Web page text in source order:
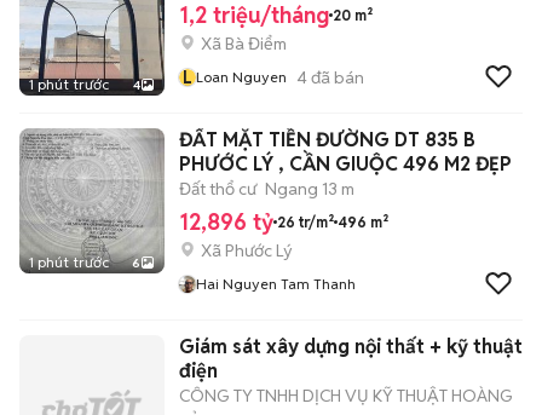
1 phút trước 4
1,2 triệu/tháng 20 m²
Xã Bà Điểm
L Loan Nguyen 4đã bán
1 phút trước 6
ĐẤT MẶT TIỀN ĐƯỜNG DT 835 B
PHƯỚC LÝ , CẦN GIUỘC 496 M2 ĐẸP
Đất thổ cư Ngang 13 m
12,896 tỷ 26 tr/m² 496 m²
Xã Phước Lý
Hai Nguyen Tam Thanh
Giám sát xây dựng nội thất + kỹ thuật
điện
CÔNG TY TNHH DỊCH VỤ KỸ THUẬT HOÀNG